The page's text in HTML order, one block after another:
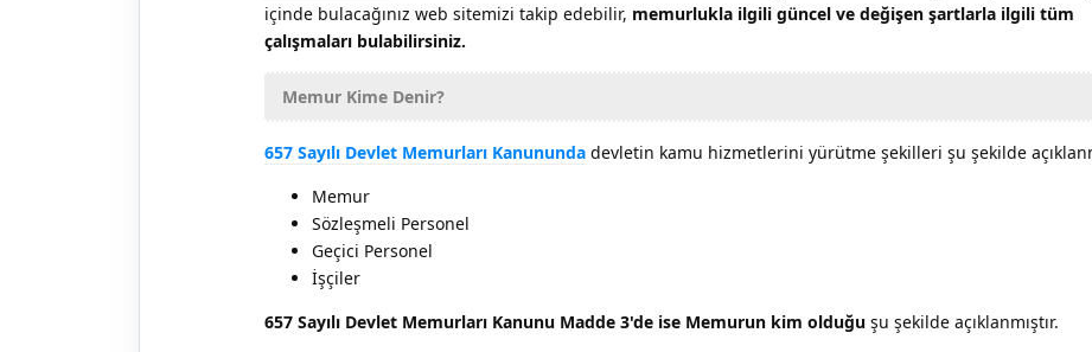
içinde bulacağınız web sitemizi takip edebilir, memurlukla ilgili güncel ve değişen şartlarla ilgili tüm
çalışmaları bulabilirsiniz.
Memur Kime Denir?
657 Sayılı Devlet Memurları Kanununda devletin kamu hizmetlerini yürütme şekilleri şu şekilde
Memur
Sözleşmeli Personel
Geçici Personel
İşçiler
657 Sayılı Devlet Memurları Kanunu Madde 3'de ise Memurun kim olduğu şu şekilde açıklanmıştır.